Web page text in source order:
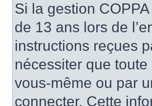
Si la gestion
de 13 ans lors de
instructions reçues
nécessiter que
vous-même ou par
connecter. Cette